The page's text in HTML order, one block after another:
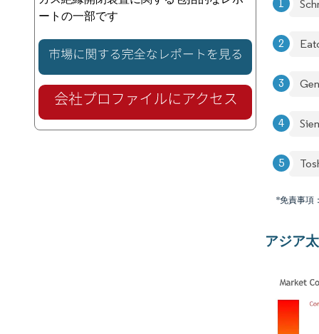
ートの一部です
*免責事項
アジア